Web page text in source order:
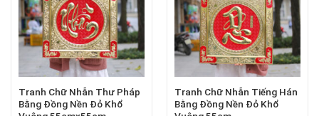
Tranh Chữ Nhẫn Thư Pháp
Bằng Đồng Nền Đỏ Khổ
Tranh Chữ Nhẫn Tiếng Hán
Bằng Đồng Nền Đỏ Khổ